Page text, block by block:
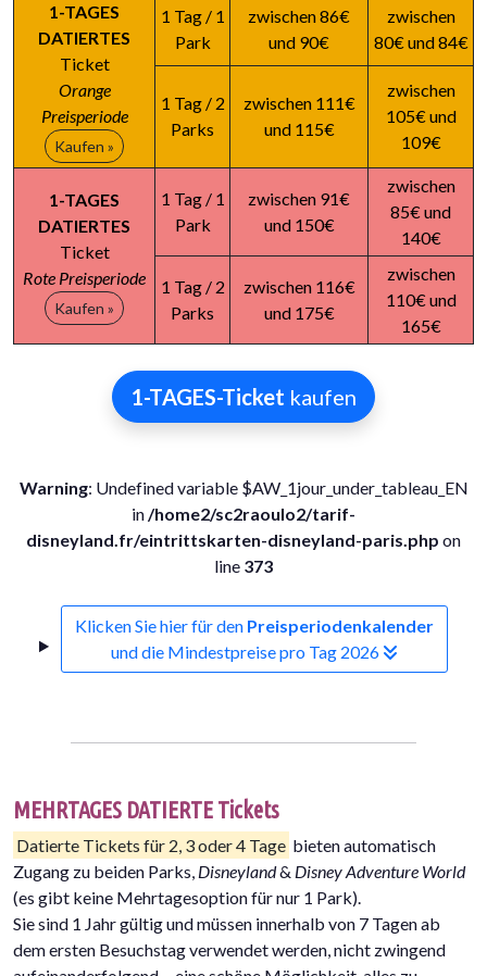
1-TAGES
DATIERTES
Ticket
Orange
Preisperiode
Kaufen »
1 Tag / 1
Park
zwischen 86€
und 90€
zwischen
80€ und 84€
1 Tag / 2
Parks
zwischen 111€
und 115€
zwischen
105€ und
109€
1-TAGES
DATIERTES
Ticket
Rote Preisperiode
Kaufen »
1 Tag / 1
Park
zwischen 91€
und 150€
zwischen
85€ und
140€
1 Tag / 2
Parks
zwischen 116€
und 175€
zwischen
110€ und
165€
1-TAGES-Ticket kaufen
Warning: Undefined variable $AW_1jour_under_tableau_EN
in/home2/sc2raoulo2/tarif-
disneyland.fr/eintrittskarten-disneyland-paris.php on
line 373
Klicken Sie hier für den Preisperiodenkalender
und die Mindestpreise pro Tag 2026
MEHRTAGES DATIERTE Tickets
Datierte Tickets für 2, 3 oder 4 Tage bieten automatisch
Zugang zu beiden Parks, Disneyland& Disney Adventure World
(es gibt keine Mehrtagesoption für nur 1 Park).
Sie sind 1 Jahr gültig und müssen innerhalb von 7 Tagen ab
dem ersten Besuchstag verwendet werden, nicht zwingend